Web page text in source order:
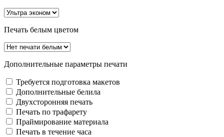
Печать белым цветом
Дополнительные параметры печати
Требуется подготовка макетов
Дополнительные белила
Двуxсторонняя печать
Печать по трафарету
Праймирование материала
Печать в течение часа